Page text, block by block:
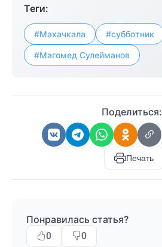
Теги:
#Махачкала #субботник
#Магомед Сулейманов
Поделиться:
Печать
Понравилась статья?
0 0